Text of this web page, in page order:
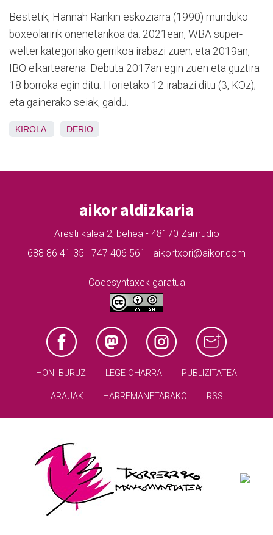
Bestetik, Hannah Rankin eskoziarra (1990) munduko
boxeolaririk onenetarikoa da. 2021ean, WBA super-
welter kategoriako gerrikoa irabazi zuen; eta 2019an,
IBO elkartearena. Debuta 2017an egin zuen eta guztira
18 borroka egin ditu. Horietako 12 irabazi ditu (3, KOz);
eta gainerako seiak, galdu.
KIROLA DERIO
aikor aldizkaria
Aresti kalea 2, behea - 48170 Zamudio
688 86 41 35 · 747 406 561 · aikortxori@aikor.com
Codesyntaxek garatua
HONI BURUZ LEGE OHARRA PUBLIZITATEA
ARAUAK HARREMANETARAKO RSS